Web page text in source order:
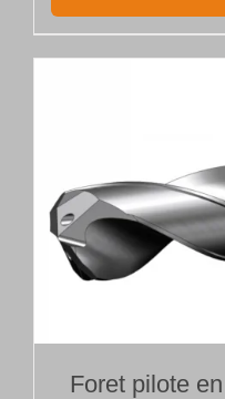
Foret pilote